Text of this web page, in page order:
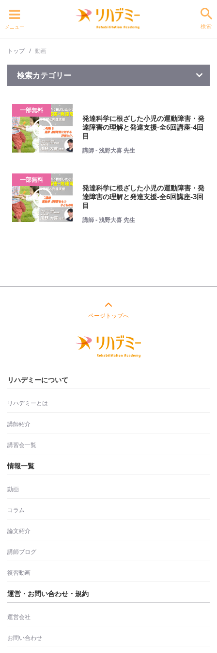
メニュー 検索
トップ 動画
検索カテゴリー
一部無料
発達科学に根ざした小児の運動障害・発
達障害の理解と発達支援-全6回講座-4回
目
講師 - 浅野大喜 先生
一部無料
発達科学に根ざした小児の運動障害・発
達障害の理解と発達支援-全6回講座-3回
目
講師 - 浅野大喜 先生
ページトップへ
リハデミーについて
リハデミーとは
講師紹介
講習会一覧
情報一覧
動画
コラム
論文紹介
講師ブログ
復習動画
運営・お問い合わせ・規約
運営会社
お問い合わせ